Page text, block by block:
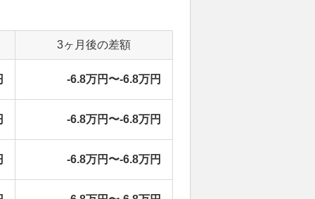
3ヶ月後の差額
-6.8万円〜-6.8万円
-6.8万円〜-6.8万円
-6.8万円〜-6.8万円